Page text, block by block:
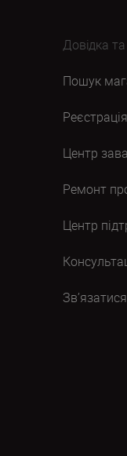
Довідка
Пошук
Центр
Ремонт
Центр